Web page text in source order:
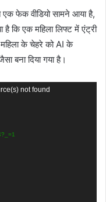
एक फेक वीडियो सामने आया है,
है कि एक महिला लिफ्ट में एंट्री
के चेहरे को AI के
बना दिया गया है।
not found